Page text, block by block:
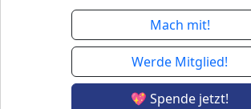
Mach mit!
Werde Mitglied!
💖 Spende jetzt!